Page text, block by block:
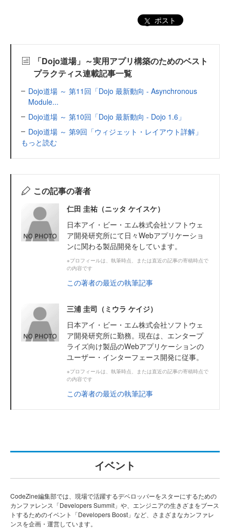
ポスト
「Dojo道場」～実用アプリ構築のためのベスト
プラクティス連載記事一覧
Dojo道場 ～ 第11回「Dojo 最新動向 - Asynchronous
Module...
Dojo道場 ～ 第10回「Dojo 最新動向 - Dojo 1.6」
Dojo道場 ～ 第9回「ウィジェット・レイアウト詳解」
もっと読む
この記事の著者
仁田 圭祐（ニッタ ケイスケ）
日本アイ・ビー・エム株式会社ソフトウェ
ア開発研究所にて日々Webアプリケーショ
ンに関わる製品開発をしています。
※プロフィールは、執筆時点、または直近の記事の寄稿時点で
の内容です
この著者の最近の執筆記事
三浦 圭司（ミウラ ケイジ）
日本アイ・ビー・エム株式会社ソフトウェ
ア開発研究所に勤務。現在は、エンタープ
ライズ向け製品のWebアプリケーションの
ユーザー・インターフェース開発に従事。
※プロフィールは、執筆時点、または直近の記事の寄稿時点で
の内容です
この著者の最近の執筆記事
イベント
CodeZine編集部では、現場で活躍するデベロッパーをスターにするための
カンファレンス「Developers Summit」や、エンジニアの生きざまをブース
トするためのイベント「Developers Boost」など、さまざまなカンファレ
ンスを企画・運営しています。